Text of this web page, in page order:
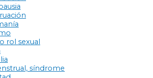
rol sexual
síndrome